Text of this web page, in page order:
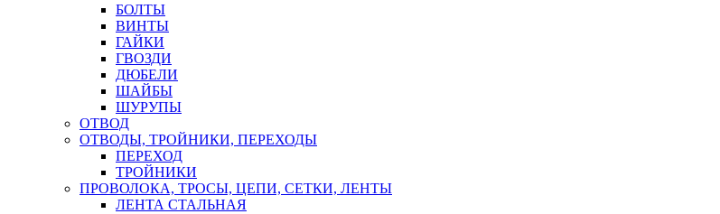
БОЛТЫ
ВИНТЫ
ГАЙКИ
ГВОЗДИ
ДЮБЕЛИ
ШАЙБЫ
ШУРУПЫ
ОТВОД
ОТВОДЫ, ТРОЙНИКИ, ПЕРЕХОДЫ
ПЕРЕХОД
ТРОЙНИКИ
ПРОВОЛОКА, ТРОСЫ, ЦЕПИ, СЕТКИ, ЛЕНТЫ
ЛЕНТА СТАЛЬНАЯ